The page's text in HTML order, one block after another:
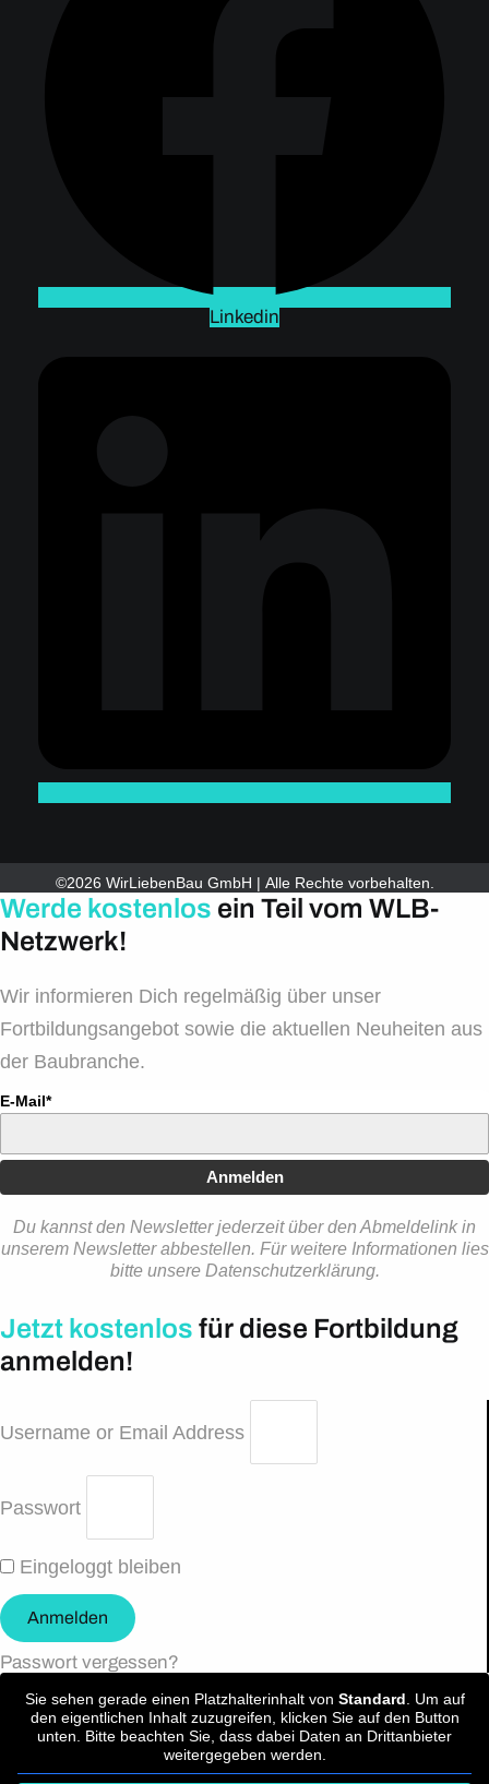
Linkedin
©2026 WirLiebenBau GmbH | Alle Rechte vorbehalten.
Werde kostenlos ein Teil vom WLB-
Netzwerk!
Wir informieren Dich regelmäßig über unser
Fortbildungsangebot sowie die aktuellen Neuheiten aus
der Baubranche.
E-Mail*
Anmelden
Du kannst den Newsletter jederzeit über den Abmeldelink in
unserem Newsletter abbestellen. Für weitere Informationen lies
bitte unsere Datenschutzerklärung.
Jetzt kostenlos für diese Fortbildung
anmelden!
Username or Email Address
Passwort
Eingeloggt bleiben
Anmelden
Passwort vergessen?
Sie sehen gerade einen Platzhalterinhalt von Standard . Um auf
den eigentlichen Inhalt zuzugreifen, klicken Sie auf den Button
unten. Bitte beachten Sie, dass dabei Daten an Drittanbieter
weitergegeben werden.